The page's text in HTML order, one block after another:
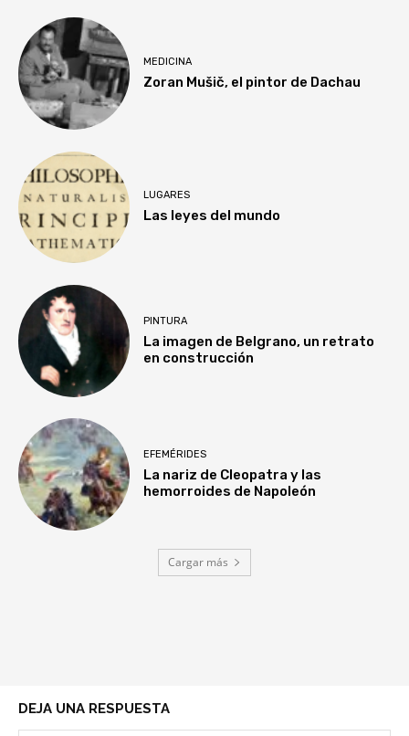
MEDICINA
Zoran Mušič, el pintor de Dachau
LUGARES
Las leyes del mundo
PINTURA
La imagen de Belgrano, un retrato
en construcción
EFEMÉRIDES
La nariz de Cleopatra y las
hemorroides de Napoleón
Cargar más
DEJA UNA RESPUESTA